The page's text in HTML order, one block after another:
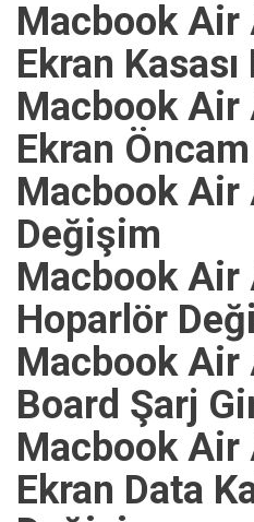
Macbook Air
Ekran
Macbook Air
Ekran
Macbook Air
Değişim
Macbook Air
Hoparlör
Macbook Air
Board Şarj
Macbook Air
Ekran Data